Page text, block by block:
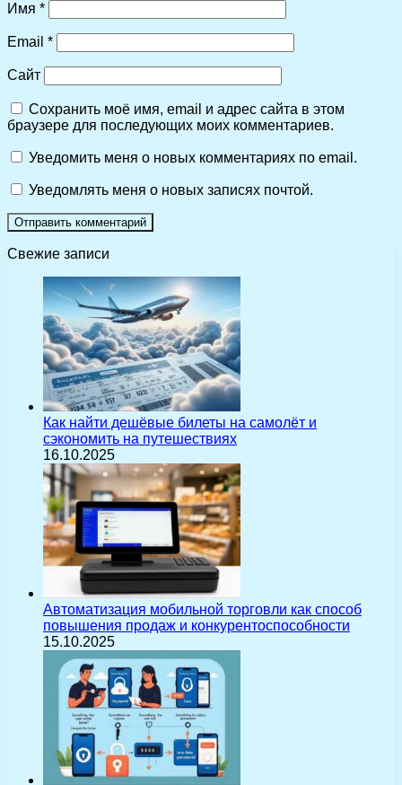
Имя *
Email *
Сайт
Сохранить моё имя, email и адрес сайта в этом
браузере для последующих моих комментариев.
Уведомить меня о новых комментариях по email.
Уведомлять меня о новых записях почтой.
Свежие записи
Как найти дешёвые билеты на самолёт и
сэкономить на путешествиях
16.10.2025
Автоматизация мобильной торговли как способ
повышения продаж и конкурентоспособности
15.10.2025